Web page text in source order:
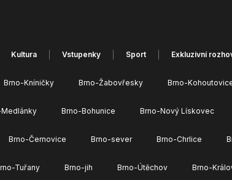
Kultura Vstupenky Sport Exkluzivní
Brno-Kníničky Brno-Žabovřesky Brno-
Brno-Bohunice Brno-Nový Lískovec
Brno-Černovice Brno-sever Brno-Chrlice
Tuřany Brno-jih Brno-Útěchov Brno-